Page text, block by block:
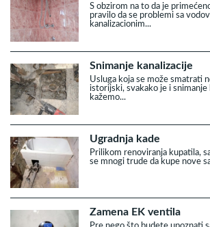
S obzirom na to da je
pravilo da se problemi sa
kanalizacionim...
Snimanje kanalizacije
Usluga koja se može smatrati
istorijski, svakako je i snimanje
kažemo...
Ugradnja kade
Prilikom renoviranja kupatila,
se mnogi trude da kupe nove
Zamena EK ventila
Pre nego što budete upoznati